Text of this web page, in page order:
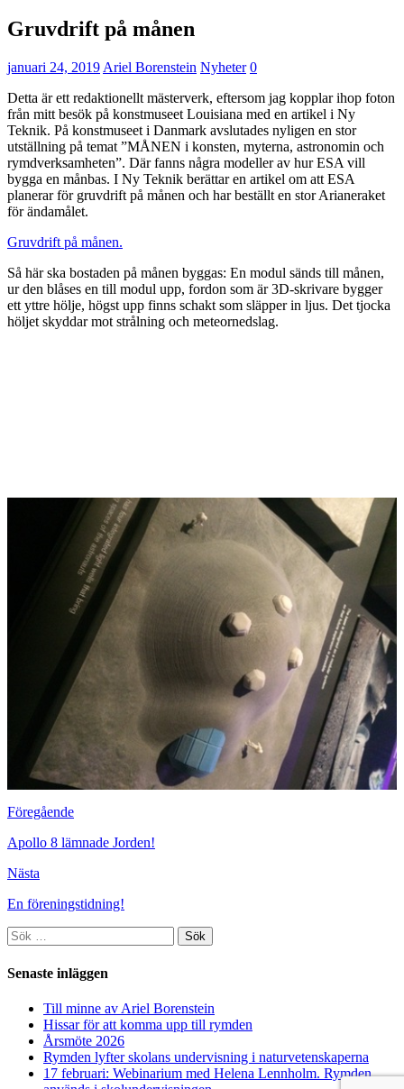
Gruvdrift på månen
januari 24, 2019 Ariel Borenstein Nyheter 0
Detta är ett redaktionellt mästerverk, eftersom jag kopplar ihop foton
från mitt besök på konstmuseet Louisiana med en artikel i Ny
Teknik. På konstmuseet i Danmark avslutades nyligen en stor
utställning på temat ”MÅNEN i konsten, myterna, astronomin och
rymdverksamheten”. Där fanns några modeller av hur ESA vill
bygga en månbas. I Ny Teknik berättar en artikel om att ESA
planerar för gruvdrift på månen och har beställt en stor Arianeraket
för ändamålet.
Gruvdrift på månen.
Så här ska bostaden på månen byggas: En modul sänds till månen,
ur den blåses en till modul upp, fordon som är 3D-skrivare bygger
ett yttre hölje, högst upp finns schakt som släpper in ljus. Det tjocka
höljet skyddar mot strålning och meteornedslag.
Föregående
Apollo 8 lämnade Jorden!
Nästa
En föreningstidning!
Sök
efter:
Senaste inläggen
Till minne av Ariel Borenstein
Hissar för att komma upp till rymden
Årsmöte 2026
Rymden lyfter skolans undervisning i naturvetenskaperna
17 februari: Webinarium med Helena Lennholm. Rymden